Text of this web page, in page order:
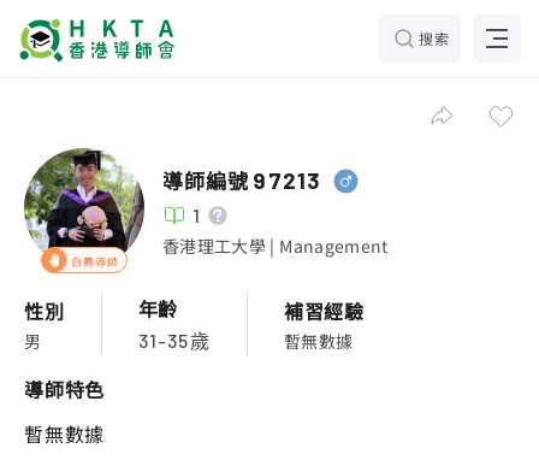
搜索
自薦導師
導師編號 97213
1
香港理工大學 | Management
性別
男
年齡
31-35歲
補習經驗
暫無數據
導師特色
暫無數據